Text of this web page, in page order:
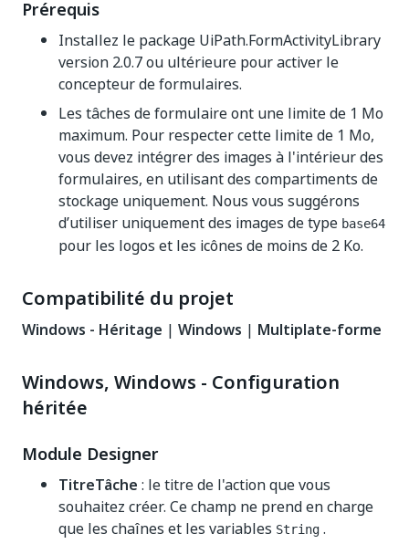
Prérequis
Installez le package UiPath.FormActivityLibrary
version 2.0.7 ou ultérieure pour activer le
concepteur de formulaires.
Les tâches de formulaire ont une limite de 1 Mo
maximum. Pour respecter cette limite de 1 Mo,
vous devez intégrer des images à l'intérieur des
formulaires, en utilisant des compartiments de
stockage uniquement. Nous vous suggérons
d’utiliser uniquement des images de type base64
pour les logos et les icônes de moins de 2 Ko.
Compatibilité du projet
Windows - Héritage | Windows | Multiplate-forme
Windows, Windows - Configuration
héritée
Module Designer
TitreTâche : le titre de l'action que vous
souhaitez créer. Ce champ ne prend en charge
que les chaînes et les variables String .